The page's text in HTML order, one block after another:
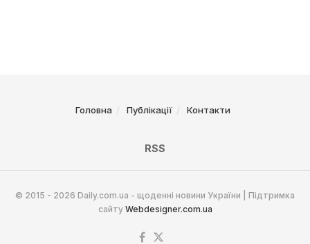
Головна Публікації Контакти
RSS
© 2015 - 2026 Daily.com.ua - щоденні новини України | Підтримка
сайту Webdesigner.com.ua